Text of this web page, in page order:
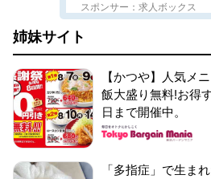
スポンサー：求人ボックス
姉妹サイト
【かつや】人気メ
飯大盛り無料!お得
日まで開催中。
「多指症」で生ま